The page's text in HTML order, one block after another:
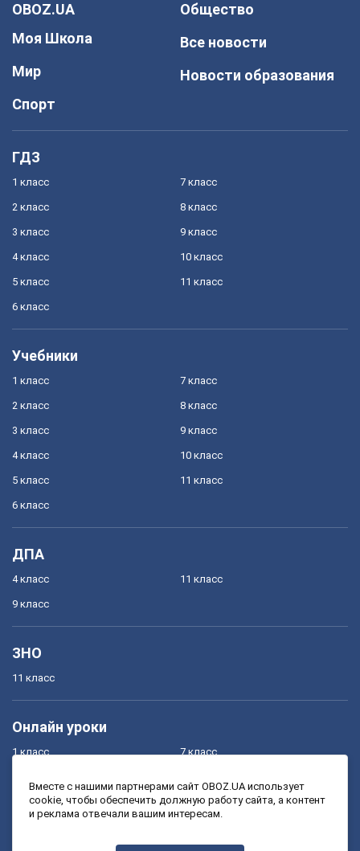
OBOZ.UA
Моя Школа
Мир
Спорт
Общество
Все новости
Новости образования
ГДЗ
1 класс
2 класс
3 класс
4 класс
5 класс
6 класс
7 класс
8 класс
9 класс
10 класс
11 класс
Учебники
1 класс
2 класс
3 класс
4 класс
5 класс
6 класс
7 класс
8 класс
9 класс
10 класс
11 класс
ДПА
4 класс
9 класс
11 класс
ЗНО
11 класс
Онлайн уроки
1 класс
3 класс
7 класс
9 класс
Вместе с нашими партнерами сайт OBOZ.UA использует
cookie, чтобы обеспечить должную работу сайта, а контент
и реклама отвечали вашим интересам.